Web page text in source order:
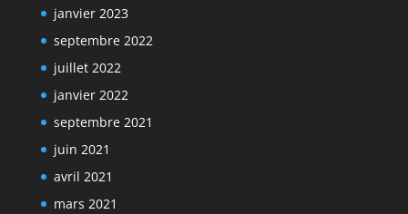
janvier 2023
septembre 2022
juillet 2022
janvier 2022
septembre 2021
juin 2021
avril 2021
mars 2021